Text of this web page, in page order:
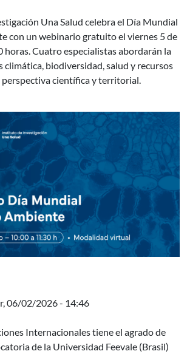
Día Mundial del Medio Ambiente
Una Salud celebra el Día Mundial
con un webinario gratuito el viernes 5 de
horas. Cuatro especialistas abordarán la
climática, biodiversidad, salud y recursos
perspectiva científica y territorial.
06/02/2026 - 14:46
Internacionales tiene el agrado de
de la Universidad Feevale (Brasil)